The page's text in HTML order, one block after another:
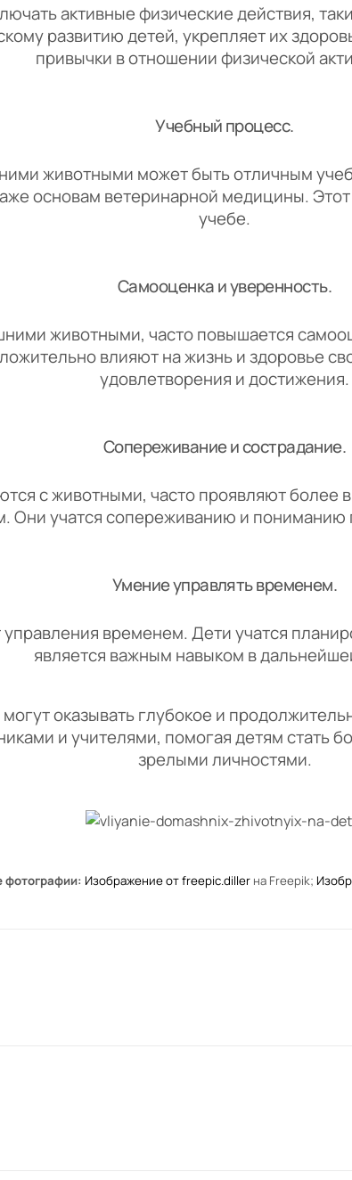
активные физические действия,
развитию детей, укрепляет их
привычки в отношении физической
Учебный процесс.
животными может быть отличным
основам ветеринарной медицины.
учебе.
Самооценка и уверенность.
животными, часто повышается
влияют на жизнь и здоровье
удовлетворения и достижения.
Сопереживание и сострадание.
с животными, часто проявляют более
Они учатся сопереживанию и пониманию
Умение управлять временем.
временем. Дети учатся
является важным навыком в
оказывать глубокое и
и учителями, помогая детям стать
зрелыми личностями.
Изображение от freepic.dillerна Freepik;